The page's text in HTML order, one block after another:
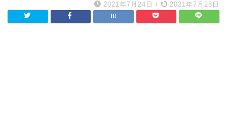
2021年7月24日 / 2021年7月28日